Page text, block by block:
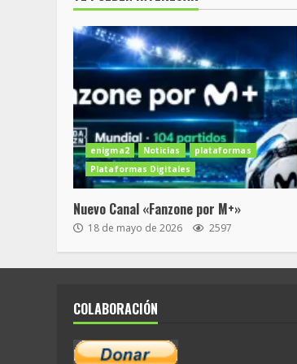
enigma2 Noticias
plataformas
Plataformas Digitales
Nuevo Canal «Fanzone por M+»
18 de mayo de 2026 2597
COLABORACIÓN